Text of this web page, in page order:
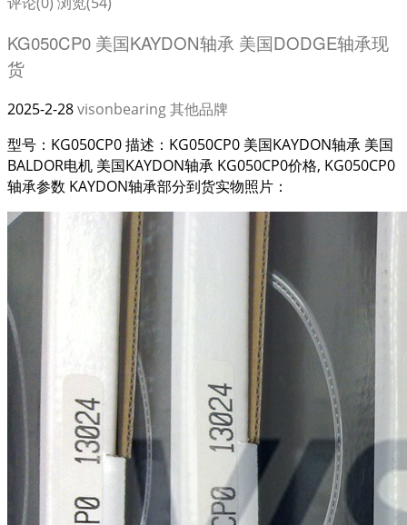
KG050CP0 美国KAYDON轴承 美国DODGE轴承现
货
2025-2-28visonbearing其他品牌
型号：KG050CP0 描述：KG050CP0 美国KAYDON轴承 美国
BALDOR电机 美国KAYDON轴承 KG050CP0价格, KG050CP0
轴承参数 KAYDON轴承部分到货实物照片：